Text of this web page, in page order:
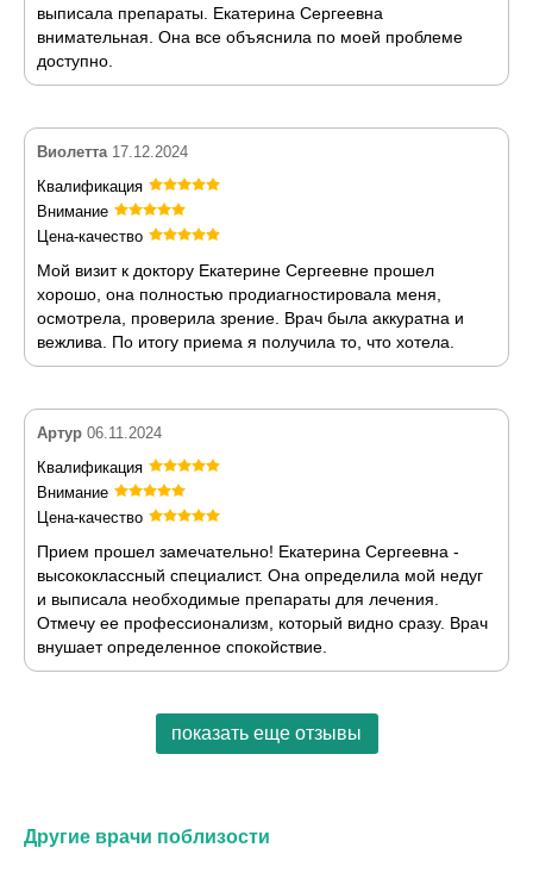
выписала препараты. Екатерина Сергеевна
внимательная. Она все объяснила по моей проблеме
доступно.
Виолетта 17.12.2024
Квалификация
Внимание
Цена-качество
Мой визит к доктору Екатерине Сергеевне прошел
хорошо, она полностью продиагностировала меня,
осмотрела, проверила зрение. Врач была аккуратна и
вежлива. По итогу приема я получила то, что хотела.
Артур 06.11.2024
Квалификация
Внимание
Цена-качество
Прием прошел замечательно! Екатерина Сергеевна -
высококлассный специалист. Она определила мой недуг
и выписала необходимые препараты для лечения.
Отмечу ее профессионализм, который видно сразу. Врач
внушает определенное спокойствие.
показать еще отзывы
Другие врачи поблизости